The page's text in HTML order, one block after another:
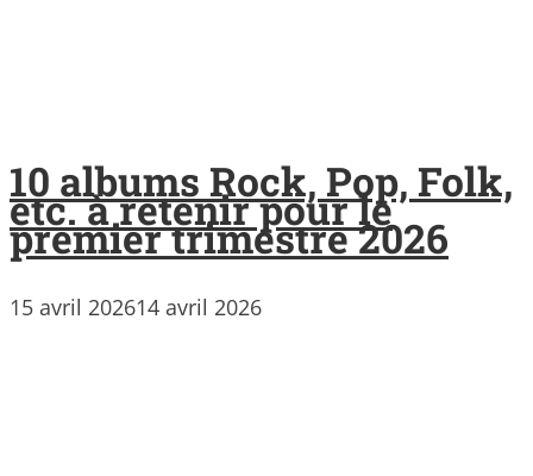
10 albums Rock, Pop, Folk,
etc. à retenir pour le
premier trimestre 2026
15 avril 202614 avril 2026